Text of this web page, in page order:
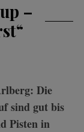
–
sind gut bis
Pisten in